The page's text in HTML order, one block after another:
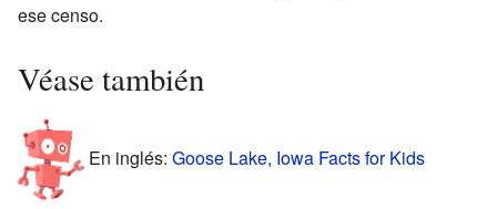
ese censo.
Véase también
En inglés: Goose Lake, Iowa Facts for Kids